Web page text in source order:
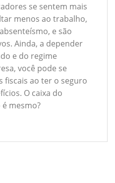
se sentem mais
menos ao trabalho,
e são
Ainda, a depender
e do regime
você pode se
fiscais ao ter o seguro
O caixa do
mesmo?